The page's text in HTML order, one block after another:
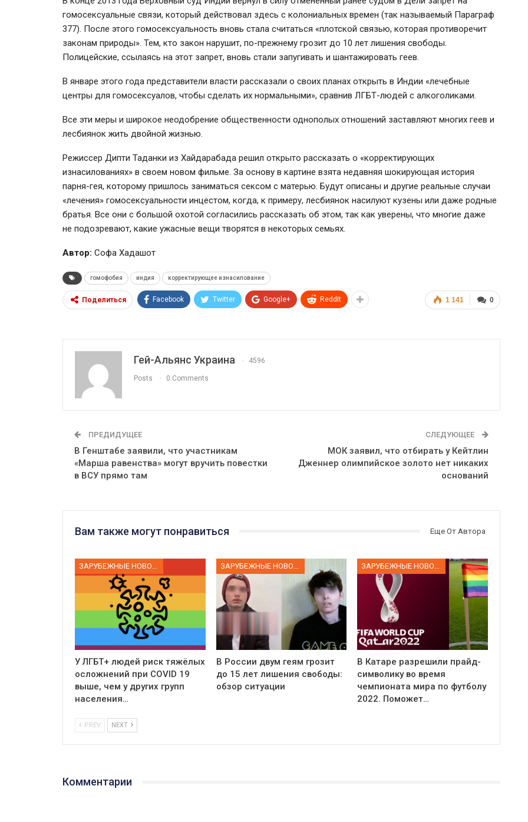
гомосексуальные связи, который действовал здесь с колониальных времен (так называемый Параграф
377). После этого гомосексуальность вновь стала считаться «плотской связью, которая противоречит
законам природы». Тем, кто закон нарушит, по-прежнему грозит до 10 лет лишения свободы.
Полицейские, ссылаясь на этот запрет, вновь стали запугивать и шантажировать геев.
В январе этого года представители власти рассказали о своих планах открыть в Индии «лечебные
центры для гомосексуалов, чтобы сделать их нормальными», сравнив ЛГБТ-людей с алкоголиками.
Все эти меры и широкое неодобрение общественности однополых отношений заставляют многих геев и
лесбиянок жить двойной жизнью.
Режиссер Дипти Таданки из Хайдарабада решил открыто рассказать о «корректирующих
изнасилованиях» в своем новом фильме. За основу в картине взята недавняя шокирующая история
парня-гея, которому пришлось заниматься сексом с матерью. Будут описаны и другие реальные случаи
«лечения» гомосексуальности инцестом, когда, к примеру, лесбиянок насилуют кузены или даже родные
братья. Все они с большой охотой согласились рассказать об этом, так как уверены, что многие даже
не подозревают, какие ужасные вещи творятся в некоторых семьях.
Автор: Софа Хадашот
гомофобия индия корректирующее изнасилование
0
1 141
Поделиться Facebook Twitter Google+ ReddIt
Гей-Альянс Украина 4596
Posts 0 Comments
ПРЕДИДУЩЕЕ
В Генштабе заявили, что участникам
«Марша равенства» могут вручить повестки
в ВСУ прямо там
СЛЕДУЮЩЕЕ
МОК заявил, что отбирать у Кейтлин
Дженнер олимпийское золото нет никаких
оснований
Вам также могут понравиться Еще От Автора
ЗАРУБЕЖНЫЕ НОВОСТИ
У ЛГБТ+ людей риск тяжёлых
осложнений при COVID 19
выше, чем у других групп
населения…
ЗАРУБЕЖНЫЕ НОВОСТИ
В России двум геям грозит
до 15 лет лишения свободы:
обзор ситуации
ЗАРУБЕЖНЫЕ НОВОСТИ
В Катаре разрешили прайд-
символику во время
чемпионата мира по футболу
2022. Поможет…
PREV NEXT
Комментарии